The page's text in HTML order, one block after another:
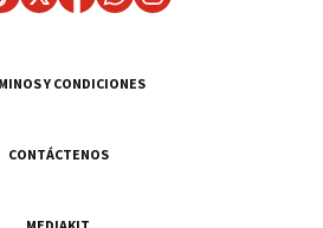
Y CONDICIONES
CONTÁCTENOS